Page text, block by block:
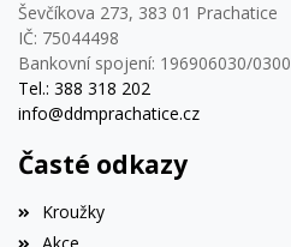
Ševčíkova 273, 383 01 Prachatice
IČ: 75044498
Bankovní spojení: 196906030/0300
Tel.: 388 318 202
info@ddmprachatice.cz
Časté odkazy
Kroužky